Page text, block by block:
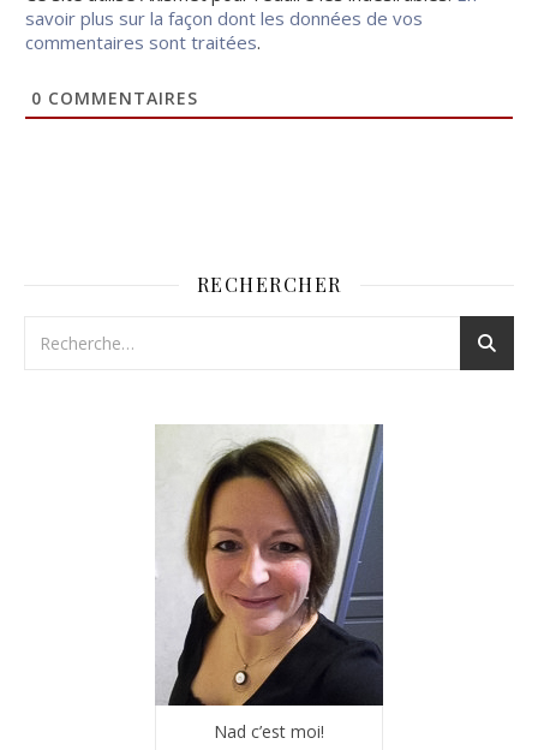
savoir plus sur la façon dont les données de vos
commentaires sont traitées.
0 COMMENTAIRES
RECHERCHER
Nad c’est moi!